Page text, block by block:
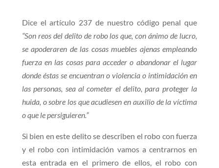
Dice el artículo 237 de nuestro código penal que
“Son reos del delito de robo los que, con ánimo de lucro,
se apoderaren de las cosas muebles ajenas empleando
fuerza en las cosas para acceder o abandonar el lugar
donde éstas se encuentran o violencia o intimidación en
las personas, sea al cometer el delito, para proteger la
huida, o sobre los que acudiesen en auxilio de la víctima
o que le persiguieren.”
Si bien en este delito se describen el robo con fuerza
y el robo con intimidación vamos a centrarnos en
esta entrada en el primero de ellos, el robo con